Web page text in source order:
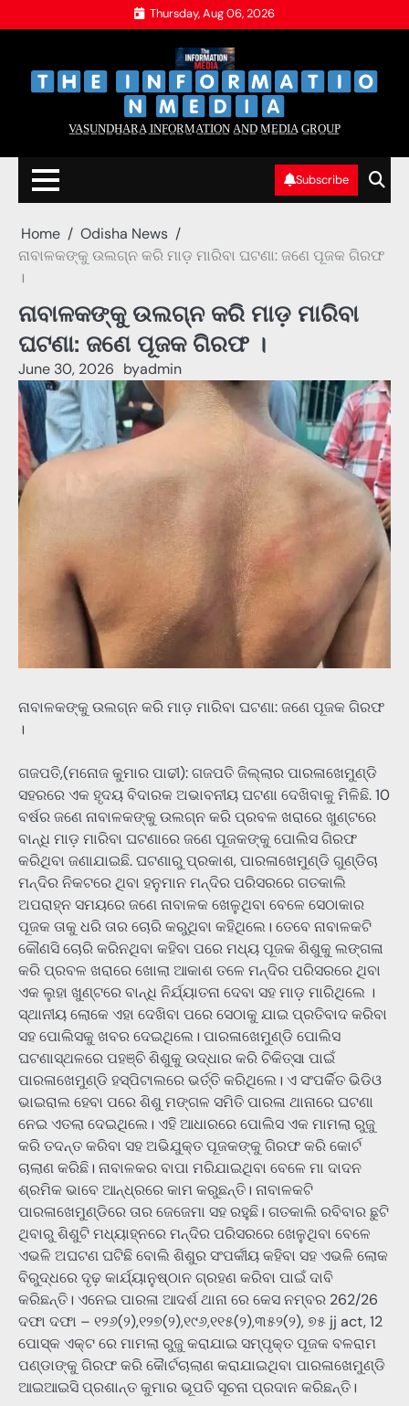
to
Thursday, Aug 06, 2026
V̲A̲S̲U̲N̲D̲H̲A̲R̲A̲ I̲N̲F̲O̲R̲M̲A̲T̲I̲O̲N̲ A̲N̲D̲ M̲E̲D̲I̲A̲ G̲R̲O̲U̲P̲
Subscribe
Home
Odisha News
ନାବାଳକଙ୍କୁ ଉଲଗ୍ନ କରି ମାଡ଼ ମାରିବା ଘଟଣା: ଜଣେ ପୂଜକ ଗିରଫ
।
ନାବାଳକଙ୍କୁ ଉଲଗ୍ନ କରି ମାଡ଼ ମାରିବା
ଘଟଣା: ଜଣେ ପୂଜକ ଗିରଫ ।
June 30, 2026 byadmin
ନାବାଳକଙ୍କୁ ଉଲଗ୍ନ କରି ମାଡ଼ ମାରିବା ଘଟଣା: ଜଣେ ପୂଜକ ଗିରଫ
।
ଗଜପତି,(ମନୋଜ କୁମାର ପାଢୀ): ଗଜପତି ଜିଲ୍ଲାର ପାରଳାଖେମୁଣ୍ଡି
ସହରରେ ଏକ ହୃଦୟ ବିଦାରକ ଅଭାବନୀୟ ଘଟଣା ଦେଖିବାକୁ ମିଳିଛି. 10
ବର୍ଷର ଜଣେ ନାବାଳକଙ୍କୁ ଉଲଗ୍ନ କରି ପ୍ରବଳ ଖରାରେ ଖୁଣ୍ଟରେ
ବାନ୍ଧି ମାଡ଼ ମାରିବା ଘଟଣାରେ ଜଣେ ପୂଜକଙ୍କୁ ପୋଲିସ ଗିରଫ
କରିଥିବା ଜଣାଯାଇଛି. ଘଟଣାରୁ ପ୍ରକାଶ, ପାରଳାଖେମୁଣ୍ଡି ଗୁଣ୍ଡିଚା
ମନ୍ଦିର ନିକଟରେ ଥିବା ହନୁମାନ ମନ୍ଦିର ପରିସରରେ ଗତକାଲି
ଅପରାହ୍ନ ସମୟରେ ଜଣେ ନାବାଳକ ଖେଳୁଥିବା ବେଳେ ସେଠାକାର
ପୂଜକ ତାକୁ ଧରି ତାର ଚୋରି କରୁଥିବା କହିଥିଲେ। ତେବେ ନାବାଳକଟି
କୌଣସି ଚୋରି କରିନଥିବା କହିବା ପରେ ମଧ୍ୟ ପୂଜକ ଶିଶୁକୁ ଲଙ୍ଗଳା
କରି ପ୍ରବଳ ଖରାରେ ଖୋଲା ଆକାଶ ତଳେ ମନ୍ଦିର ପରିସରରେ ଥିବା
ଏକ ଲୁହା ଖୁଣ୍ଟରେ ବାନ୍ଧି ନିର୍ଯ୍ୟାତନା ଦେବା ସହ ମାଡ଼ ମାରିଥିଲେ ।
ସ୍ଥାନୀୟ ଲୋକେ ଏହା ଦେଖିବା ପରେ ସେଠାକୁ ଯାଇ ପ୍ରତିବାଦ କରିବା
ସହ ପୋଲିସକୁ ଖବର ଦେଇଥିଲେ। ପାରଳାଖେମୁଣ୍ଡି ପୋଲିସ
ଘଟଣାସ୍ଥଳରେ ପହଞ୍ଚି ଶିଶୁକୁ ଉଦ୍ଧାର କରି ଚିକିତ୍ସା ପାଇଁ
ପାରଳାଖେମୁଣ୍ଡି ହସ୍ପିଟାଲରେ ଭର୍ତ୍ତି କରିଥିଲେ। ଏ ସଂପର୍କିତ ଭିଡିଓ
ଭାଇରାଲ ହେବା ପରେ ଶିଶୁ ମଙ୍ଗଳ ସମିତି ପାରଳା ଥାନାରେ ଘଟଣା
ନେଇ ଏତଲା ଦେଇଥିଲେ। ଏହି ଆଧାରରେ ପୋଲିସ ଏକ ମାମଲା ରୁଜୁ
କରି ତଦନ୍ତ କରିବା ସହ ଅଭିଯୁକ୍ତ ପୂଜକଙ୍କୁ ଗିରଫ କରି କୋର୍ଟ
ଚାଲାଣ କରିଛି। ନାବାଳକର ବାପା ମରିଯାଇଥିବା ବେଳେ ମା ଦାଦନ
ଶ୍ରମିକ ଭାବେ ଆନ୍ଧ୍ରରେ କାମ କରୁଛନ୍ତି। ନାବାଳକଟି
ପାରଳାଖେମୁଣ୍ଡିରେ ତାର ଜେଜେମା ସହ ରହୁଛି। ଗତକାଲି ରବିବାର ଛୁଟି
ଥିବାରୁ ଶିଶୁଟି ମଧ୍ୟାହ୍ନରେ ମନ୍ଦିର ପରିସରରେ ଖେଳୁଥିବା ବେଳେ
ଏଭଳି ଅଘଟଣ ଘଟିଛି ବୋଲି ଶିଶୁର ସଂପର୍କୀୟ କହିବା ସହ ଏଭଳି ଲୋକ
ବିରୁଦ୍ଧରେ ଦୃଢ଼ କାର୍ଯ୍ୟାନୁଷ୍ଠାନ ଗ୍ରହଣ କରିବା ପାଇଁ ଦାବି
କରିଛନ୍ତି। ଏନେଇ ପାରଳା ଆଦର୍ଶ ଥାନା ରେ କେସ ନମ୍ବର 262/26
ଦଫା ଦଫା – ୧୨୬(୨),୧୨୭(୨),୧୯୬,୧୧୫(୨),୩୫୨(୨), ୭୫ jj act, 12
ପୋସ୍କ ଏକ୍ଟ ରେ ମାମଲା ରୁଜୁ କରାଯାଇ ସମ୍ପୃକ୍ତ ପୂଜକ ବଳରାମ
ପଣ୍ଡାଙ୍କୁ ଗିରଫ କରି କୋୖର୍ଟଚାଲାଣ କରାଯାଇଥିବା ପାରଳାଖେମୁଣ୍ଡି
ଆଇଆଇସି ପ୍ରଶାନ୍ତ କୁମାର ଭୂପତି ସୂଚନା ପ୍ରଦାନ କରିଛନ୍ତି।